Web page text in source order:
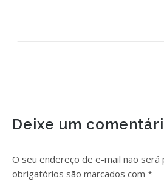
Deixe um
O seu endereço de e-mail não será
obrigatórios são marcados com *